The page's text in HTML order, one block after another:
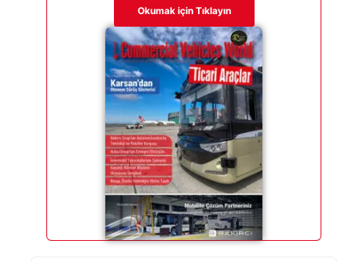
Okumak için Tıklayın